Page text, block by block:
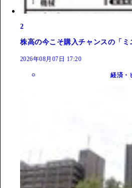
2
株高の今こそ購入チャンスの「
2026年08月07日 17:20
経済・